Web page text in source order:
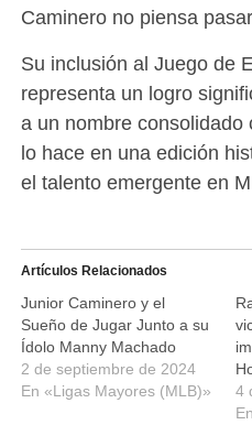
Caminero no piensa
Su inclusión al Juego de
representa un logro
a un nombre
lo hace en una edición
el talento emergente en
Artículos Relacionados
Junior Caminero y el
Sueño de Jugar Junto a su
Ídolo Manny Machado
2 de septiembre de 2024
En «Ligas Mayores (MLB)»
4